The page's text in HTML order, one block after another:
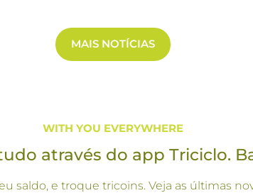
MAIS NOTÍCIAS
WITH YOU EVERYWHERE
através do app Triciclo.
saldo, e troque tricoins. Veja as últimas